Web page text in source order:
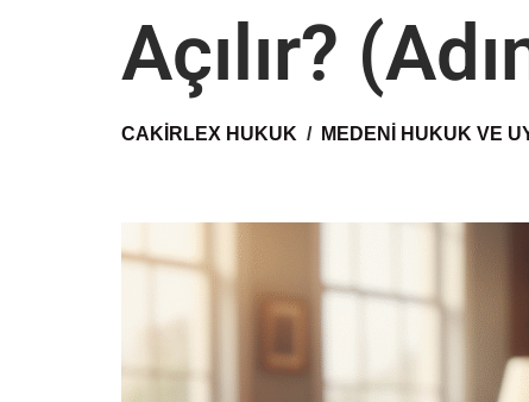
Açılır?
CAKIRLEX HUKUK MEDENI HUKUK VE